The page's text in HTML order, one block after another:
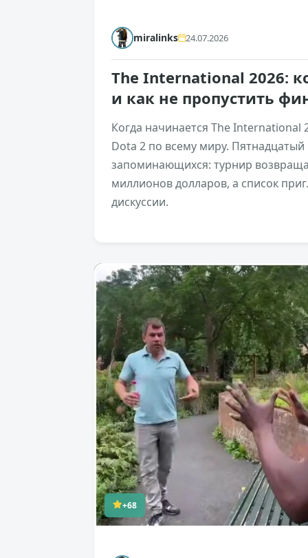
miralinks 24.07.2026
The International 2026:
и как не пропустить
Когда начинается The
Dota 2 по всему миру.
запоминающихся: турнир
миллионов долларов, а список
дискуссии.
+68